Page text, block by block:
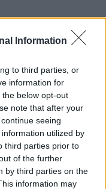
Information
to third parties, or
information for
below opt-out
note that after your
seeing
utilized by
third parties prior to
of the further
by third parties on the
information may